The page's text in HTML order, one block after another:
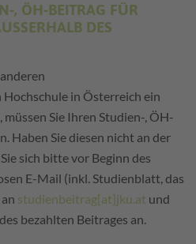
, ÖH-BEITRAG FÜR
DES V
in Österreich ein
Sie Ihren Studien-, ÖH-
Haben Sie diesen nicht an der
sich bitte vor Beginn des
E-Mail (inkl. Studienblatt, das
studienbeitrag[at]jku.at und
bezahlten Beitrages an.